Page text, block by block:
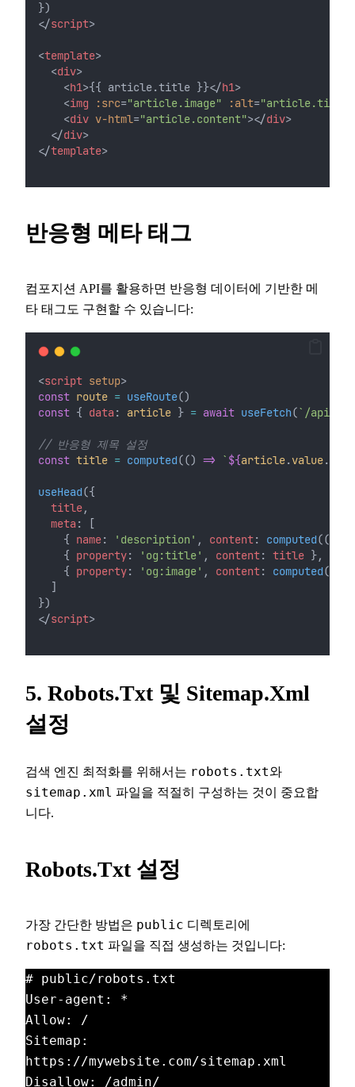
})
</script>
<template>
  <
div>
    <
h1>{{ article.title }}</h1>
    <
img :src="article.image" :alt="article.title"
    <
div v-html="article.content"></div>
  </
div>
</template>
반응형 메타 태그
컴포지션 API를 활용하면 반응형 데이터에 기반한 메
타 태그도 구현할 수 있습니다:
<script setup>
const route = useRoute()
const { data: article } = await useFetch(`/api/
// 반응형 제목 설정
const title = computed(() => ` ${article.value.
useHead({
title,
meta: [
    {
name: 'description' , content: computed(()
    {
property: 'og:title' , content: title },
    {
property: 'og:image' , content: computed(()
  ]
})
</script>
5. Robots.txt 및 Sitemap.xml
설정
검색 엔진 최적화를 위해서는 robots.txt와
sitemap.xml 파일을 적절히 구성하는 것이 중요합
니다.
Robots.txt 설정
가장 간단한 방법은 public 디렉토리에
robots.txt 파일을 직접 생성하는 것입니다:
# public/robots.txt
User-agent: *
Allow: /
Sitemap:
https://mywebsite.com/sitemap.xml
Disallow: /admin/